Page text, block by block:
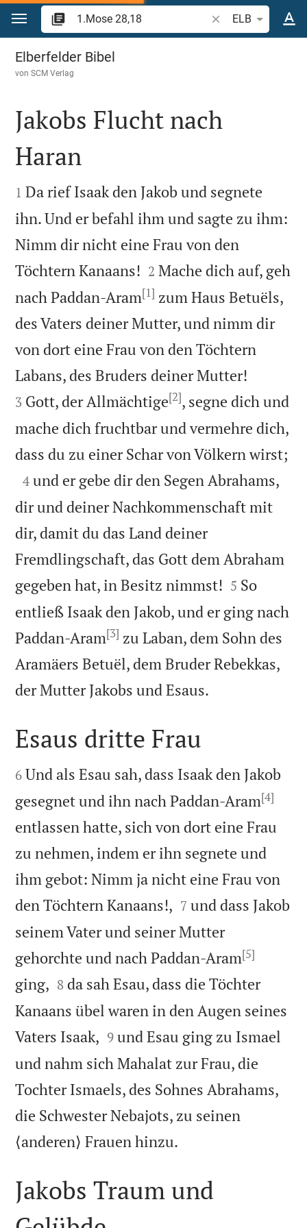
Zum Inhalt springen
Bibelstelle oder
ELB
1.Mose 28
Elberfelder Bibel
vonSCM Verlag

Jakobs Flucht nach
Haran

1 Da rief Isaak den Jakob und segnete
ihn. Und er befahl ihm und sagte zu ihm:
Nimm dir nicht eine Frau von den
Töchtern Kanaans! 

2 Mache dich auf, geh
nach Paddan-Aram[1] zum Haus Betuëls,
des Vaters deiner Mutter, und nimm dir
von dort eine Frau von den Töchtern
Labans, des Bruders deiner Mutter!
3 Gott, der Allmächtige[2], segne dich und
mache dich fruchtbar und vermehre dich,
dass du zu einer Schar von Völkern wirst;

4 und er gebe dir den Segen Abrahams,
dir und deiner Nachkommenschaft mit
dir, damit du das Land deiner
Fremdlingschaft, das Gott dem Abraham
gegeben hat, in Besitz nimmst! 

5 So
entließ Isaak den Jakob, und er ging nach
Paddan-Aram[3] zu Laban, dem Sohn des
Aramäers Betuël, dem Bruder Rebekkas,
der Mutter Jakobs und Esaus.

Esaus dritte Frau

6 Und als Esau sah, dass Isaak den Jakob
gesegnet und ihn nach Paddan-Aram[4]
entlassen hatte, sich von dort eine Frau
zu nehmen, indem er ihn segnete und
ihm gebot: Nimm ja nicht eine Frau von
den Töchtern Kanaans!, 

7 und dass Jakob
seinem Vater und seiner Mutter
gehorchte und nach Paddan-Aram[5]
ging, 

8 da sah Esau, dass die Töchter
Kanaans übel waren in den Augen seines
Vaters Isaak, 

9 und Esau ging zu Ismael
und nahm sich Mahalat zur Frau, die
Tochter Ismaels, des Sohnes Abrahams,
die Schwester Nebajots, zu seinen
⟨anderen⟩ Frauen hinzu.
Jakobs Traum und